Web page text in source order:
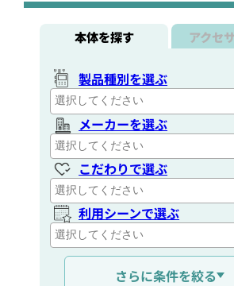
本体を探す アクセ
製品種別を選ぶ
メーカーを選ぶ
こだわりで選ぶ
利用シーンで選ぶ
通信距離を選ぶ
さらに条件を絞る